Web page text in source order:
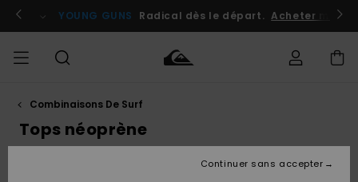
de
grille
des
produits
Se connecter / s'inscrire
YOUNG GUNS Radical dès le départ. Acheter
HOMME Vêtements
Vêtements
Shop
Surf
Shop
Snow
Shop
Outlet
Homme
Accéder à
ma
commande
Combinaisons De Surf
Tops néoprène
Continuer sans accepter